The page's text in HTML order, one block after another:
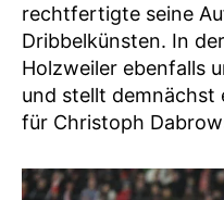
rechtfertigte seine
Dribbelkünsten. In
Holzweiler ebenfalls
und stellt demnächst
für Christoph